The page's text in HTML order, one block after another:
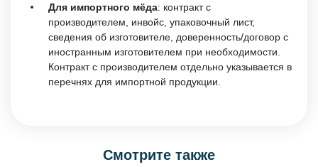
Для импортного мёда: контракт с
производителем, инвойс, упаковочный лист,
сведения об изготовителе, доверенность/договор с
иностранным изготовителем при необходимости.
Контракт с производителем отдельно указывается в
перечнях для импортной продукции.
Смотрите также